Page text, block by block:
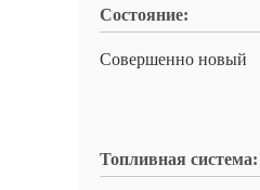
Состояние:
Совершенно новый
Топливная система: